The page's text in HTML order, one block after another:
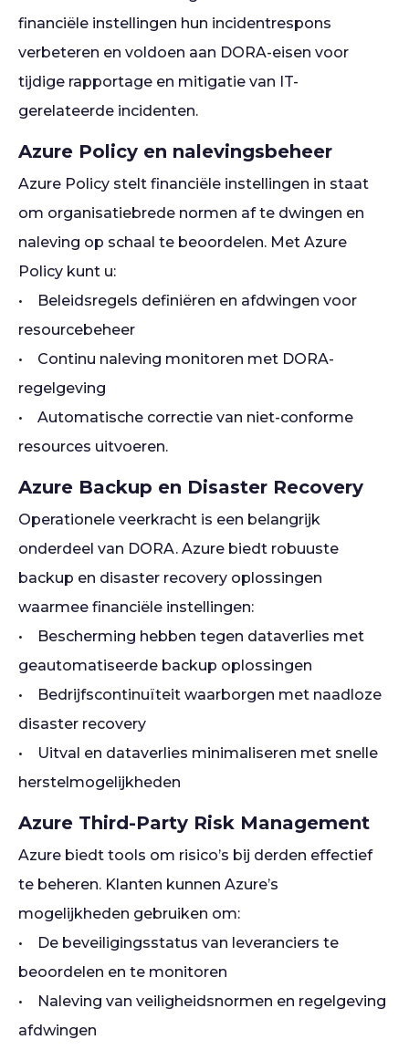
financiële instellingen hun incidentrespons
verbeteren en voldoen aan DORA-eisen voor
tijdige rapportage en mitigatie van IT-
gerelateerde incidenten.
Azure Policy en nalevingsbeheer
Azure Policy stelt financiële instellingen in staat
om organisatiebrede normen af te dwingen en
naleving op schaal te beoordelen. Met Azure
Policy kunt u:
• Beleidsregels definiëren en afdwingen voor
resourcebeheer
• Continu naleving monitoren met DORA-
regelgeving
• Automatische correctie van niet-conforme
resources uitvoeren.
Azure Backup en Disaster Recovery
Operationele veerkracht is een belangrijk
onderdeel van DORA. Azure biedt robuuste
backup en disaster recovery oplossingen
waarmee financiële instellingen:
• Bescherming hebben tegen dataverlies met
geautomatiseerde backup oplossingen
• Bedrijfscontinuïteit waarborgen met naadloze
disaster recovery
• Uitval en dataverlies minimaliseren met snelle
herstelmogelijkheden
Azure Third-Party Risk Management
Azure biedt tools om risico’s bij derden effectief
te beheren. Klanten kunnen Azure’s
mogelijkheden gebruiken om:
• De beveiligingsstatus van leveranciers te
beoordelen en te monitoren
• Naleving van veiligheidsnormen en regelgeving
afdwingen